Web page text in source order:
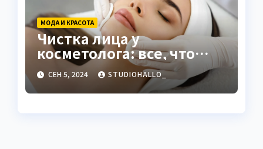
МОДА И КРАСОТА
Чистка лица у
косметолога: все, что
нужно знать
СЕН 5, 2024 STUDIOHALLO_